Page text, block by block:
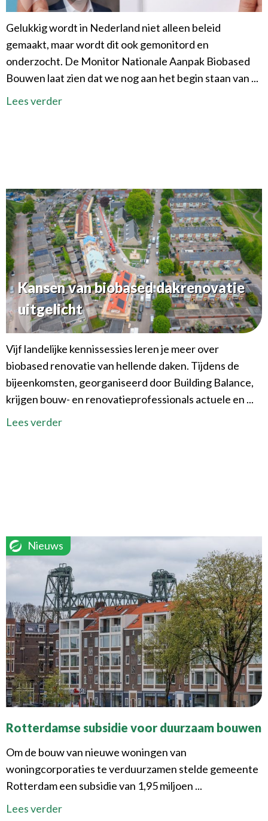
Gelukkig wordt in Nederland niet alleen beleid
gemaakt, maar wordt dit ook gemonitord en
onderzocht. De Monitor Nationale Aanpak Biobased
Bouwen laat zien dat we nog aan het begin staan van ...
Lees verder
Kansen van biobased dakrenovatie
uitgelicht
Vijf landelijke kennissessies leren je meer over
biobased renovatie van hellende daken. Tijdens de
bijeenkomsten, georganiseerd door Building Balance,
krijgen bouw- en renovatieprofessionals actuele en ...
Lees verder
Nieuws
Rotterdamse subsidie voor duurzaam bouwen
Om de bouw van nieuwe woningen van
woningcorporaties te verduurzamen stelde gemeente
Rotterdam een subsidie van 1,95 miljoen ...
Lees verder